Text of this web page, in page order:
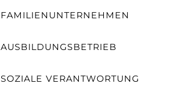
FAMILIENUNTERNEHMEN
AUSBILDUNGSBETRIEB
SOZIALE VERANTWORTUNG